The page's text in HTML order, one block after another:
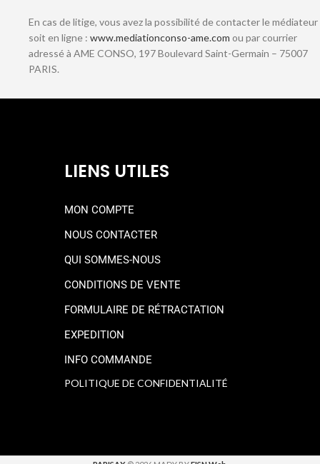
En cas de litige, vous avez la possibilité de contacter le médiateur
soit en ligne : www.mediationconso-ame.com ou par courrier
adressé à AME CONSO, 197 Boulevard Saint-Germain – 75007
PARIS.
LIENS UTILES
MON COMPTE
NOUS CONTACTER
QUI SOMMES-NOUS
CONDITIONS DE VENTE
FORMULAIRE DE RÉTRACTATION
EXPEDITION
INFO COMMANDE
POLITIQUE DE CONFIDENTIALITÉ